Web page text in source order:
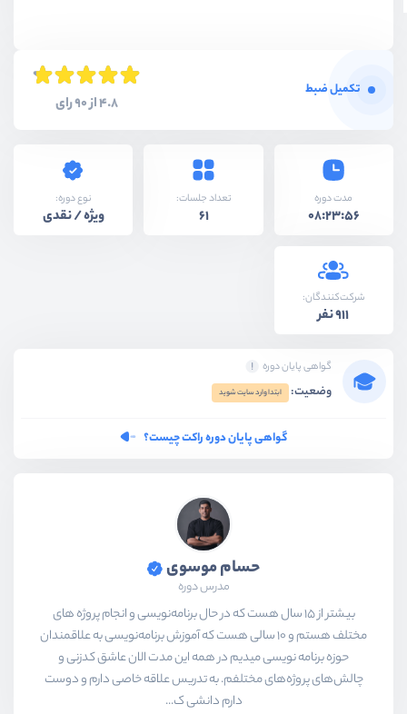
تکمیل ضبط
4.8 از 90 رای
مدت دوره
08:23:56
تعداد جلسات:
61
نوع دوره:
ویژه / نقدی
شرکت‌کنندگان:
911 نفر
گواهی پایان دوره
وضعیت: ابتدا وارد سایت شوید
گواهی پایان دوره راکت چیست؟
حسام موسوی
مدرس دوره
بیشتر از ۱۵ سال هست که در حال برنامه‌نویسی و انجام پروژه های
مختلف هستم و ۱۰ سالی هست که آموزش برنامه‌نویسی به علاقمندان
حوزه برنامه نویسی میدیم در همه این مدت الان عاشق کدزنی و
چالش‌های پروژه‌های مختلفم. به تدریس علاقه خاصی دارم و دوست
دارم دانشی ک...